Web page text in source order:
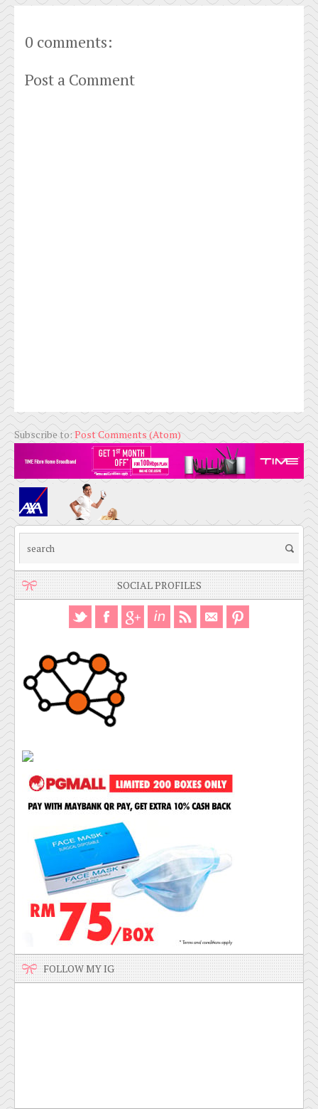
0 comments:
Post a Comment
Subscribe to:Post Comments (Atom)
SOCIAL PROFILES
FOLLOW MY IG